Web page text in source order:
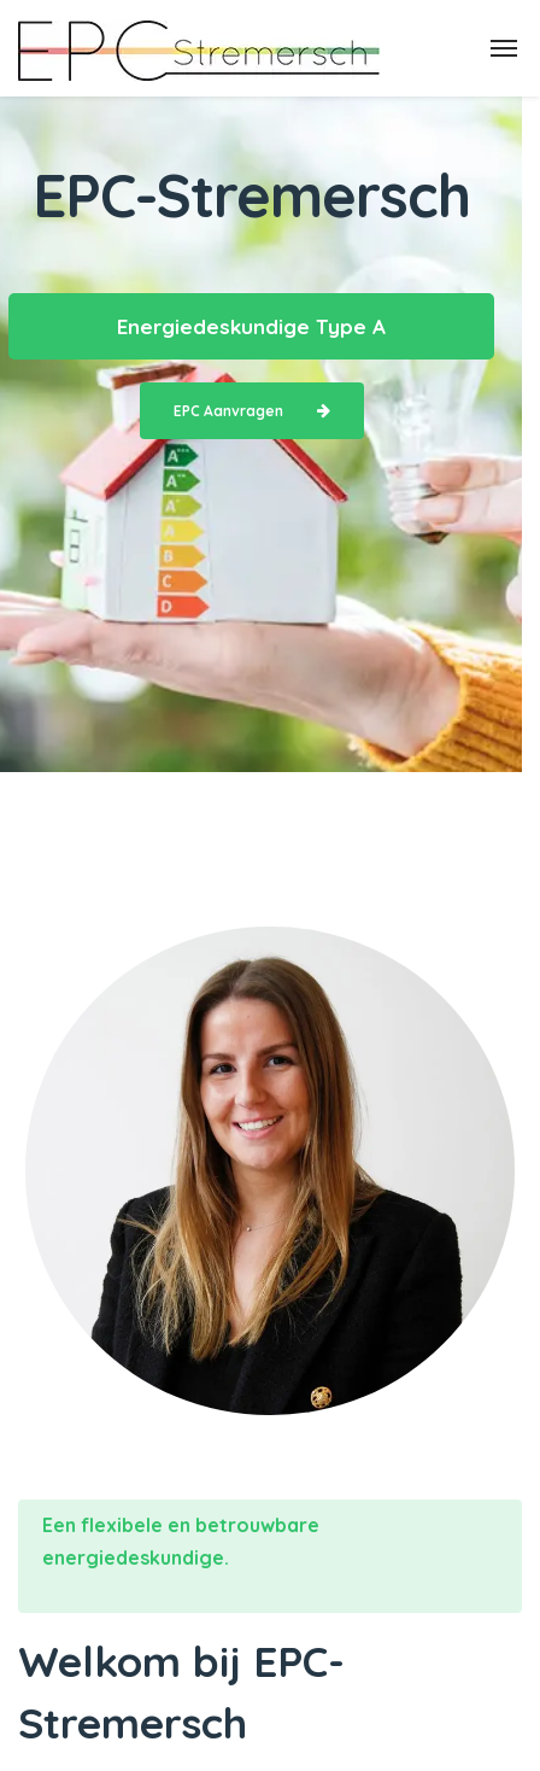
EPC-Stremersch
Energiedeskundige Type A
EPC Aanvragen
Een flexibele en betrouwbare
energiedeskundige.
Welkom bij EPC-
Stremersch